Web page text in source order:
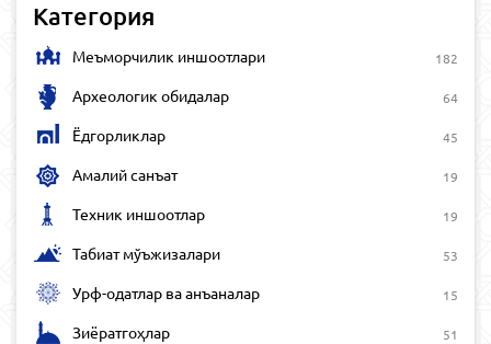
Категория
Меъморчилик иншоотлари 182
Археологик обидалар 64
Ёдгорликлар 45
Амалий санъат 19
Техник иншоотлар 19
Табиат мўъжизалари 53
Урф-одатлар ва анъаналар 15
Зиёратгоҳлар 51